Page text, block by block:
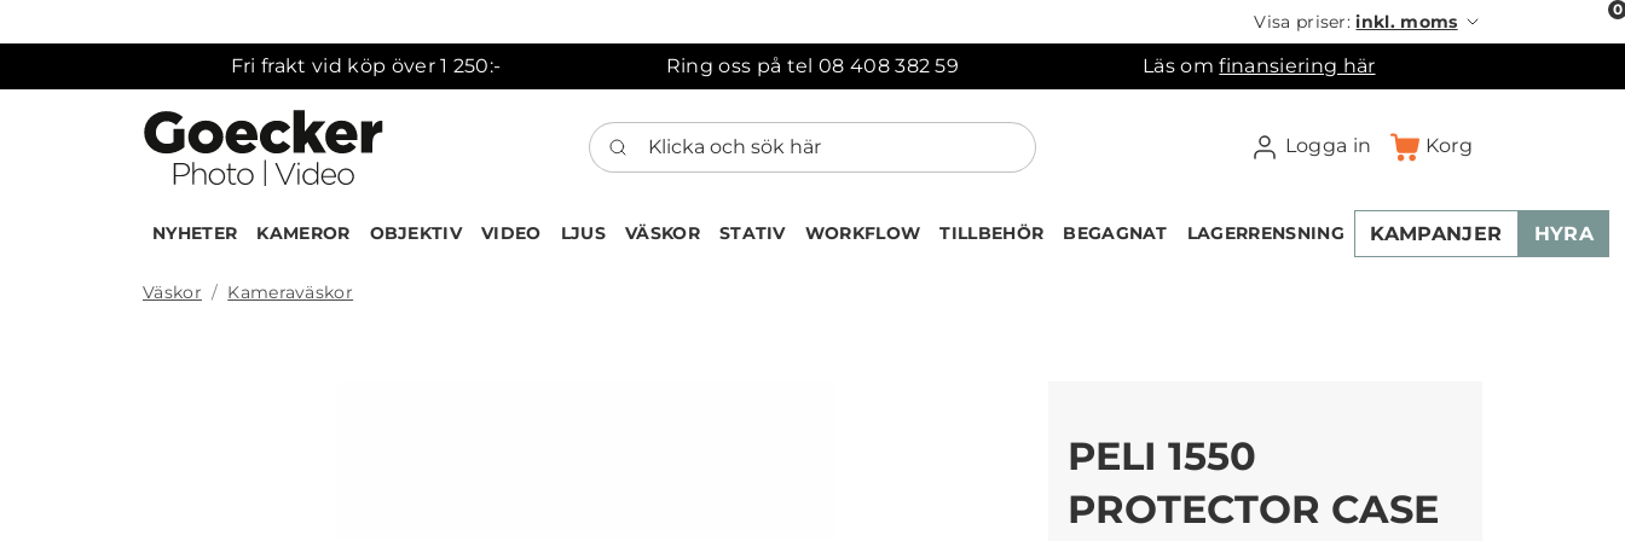
Visa priser:inkl. moms
Fri frakt vid köp över 1 250:- Ring oss på tel 08 408 382 59 Läs omfinansiering här
Klicka och sök här
Logga in Korg
0
NYHETER KAMEROR OBJEKTIV VIDEO LJUS VÄSKOR STATIV WORKFLOW TILLBEHÖR BEGAGNAT LAGERRENSNING KAMPANJER HYRA
Väskor Kameraväskor
PELI 1550
PROTECTOR CASE